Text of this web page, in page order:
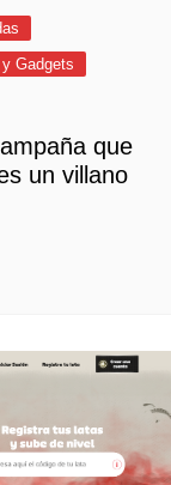
Gadgets
que
un villano